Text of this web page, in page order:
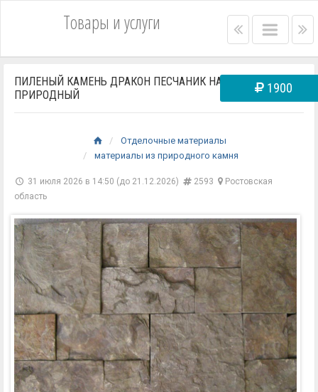
Товары и услуги Main
menu
Right
menu
bar
ПИЛЕНЫЙ КАМЕНЬ ДРАКОН ПЕСЧАНИК НАТУРАЛЬНЫЙ
ПРИРОДНЫЙ
Отделочные материалы
материалы из природного камня
31 июля 2026 в 14:50 (до 21.12.2026) 2593
Ростовская
область
1900